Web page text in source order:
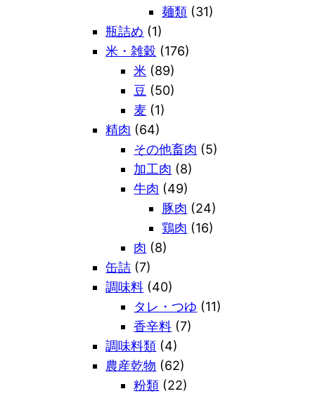
麺類 (31)
瓶詰め (1)
米・雑穀 (176)
米 (89)
豆 (50)
麦 (1)
精肉 (64)
その他畜肉 (5)
加工肉 (8)
牛肉 (49)
豚肉 (24)
鶏肉 (16)
肉 (8)
缶詰 (7)
調味料 (40)
タレ・つゆ (11)
香辛料 (7)
調味料類 (4)
農産乾物 (62)
粉類 (22)